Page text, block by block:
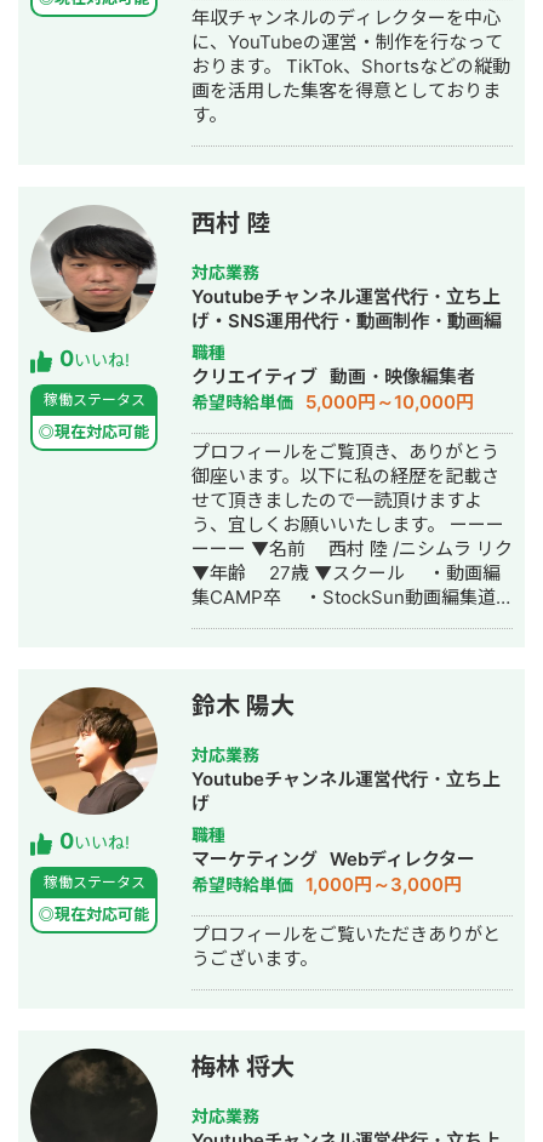
年収チャンネルのディレクターを中心
に、YouTubeの運営・制作を行なって
おります。 TikTok、Shortsなどの縦動
画を活用した集客を得意としておりま
す。
0いいね!
稼働ステータス
◎現在対応可能
西村 陸
対応業務
Youtubeチャンネル運営代行・立ち上
げ・SNS運用代行・動画制作・動画編
集
職種
クリエイティブ 動画・映像編集者
希望時給単価 5,000円～10,000円
プロフィールをご覧頂き、ありがとう
御座います。以下に私の経歴を記載さ
せて頂きましたので一読頂けますよ
う、宜しくお願いいたします。 ーーー
ーーー ▼名前 西村 陸 /ニシムラ リク
▼年齢 27歳 ▼スクール ・動画編
集CAMP卒 ・StockSun動画編集道
0いいね!
稼働ステータス
◎現在対応可能
鈴木 陽大
対応業務
Youtubeチャンネル運営代行・立ち上
げ
職種
マーケティング Webディレクター
希望時給単価 1,000円～3,000円
プロフィールをご覧いただきありがと
うございます。
梅林 将大
対応業務